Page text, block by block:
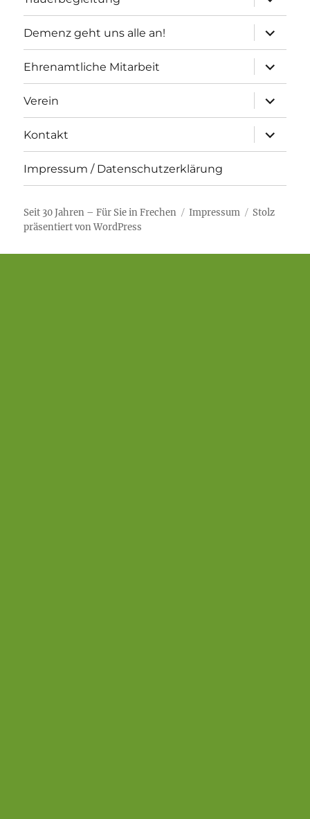
öffnen
Demenz geht uns alle an!
öffnen
Ehrenamtliche Mitarbeit
öffnen
Verein
öffnen
Kontakt
öffnen
Impressum / Datenschutzerklärung
Seit 30 Jahren – Für Sie in Frechen Impressum
Stolz
präsentiert von WordPress